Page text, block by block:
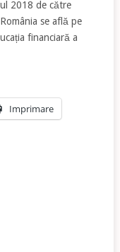
2018 de către
se află pe
financiară a
Imprimare